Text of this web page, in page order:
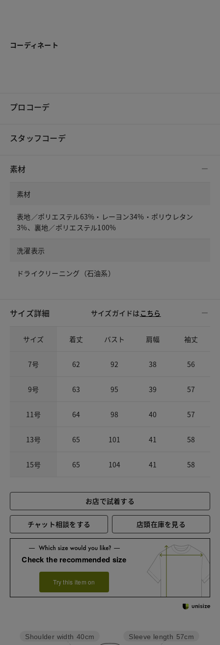
コーディネート
プロコーデ
スタッフコーデ
素材
素材
表地／ポリエステル63%・レーヨン34%・ポリウレタン
3%、裏地／ポリエステル100%
洗濯表示
ドライクリーニング（石油系）
サイズ詳細 サイズガイドは こちら
サイズ 着丈 バスト 肩幅 袖丈
7号 62 92 38 56
9号 63 95 39 57
11号 64 98 40 57
13号 65 101 41 58
15号 65 104 41 58
お店で試着する
チャット相談をする 店頭在庫を見る
Check the recommended size
Try this item on
Sleeve length 57cm
Shoulder width 40cm